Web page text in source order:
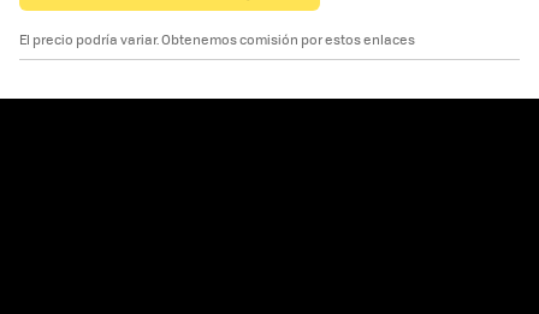
El precio podría variar. Obtenemos comisión por estos enlaces